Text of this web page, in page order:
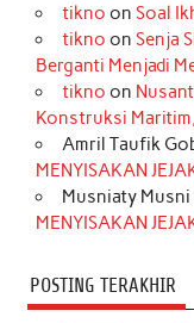
b
o
k
a
r
a
m
o
k
tikno on Soal
tikno on Senja
Berganti Menjadi
tikno on
Konstruksi
Amril Taufik
MENYISAKAN
Musniaty Musni
MENYISAKAN
POSTING TERAKHIR